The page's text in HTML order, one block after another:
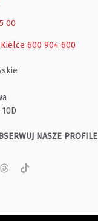
00
600 904 600
NASZE PROFILE